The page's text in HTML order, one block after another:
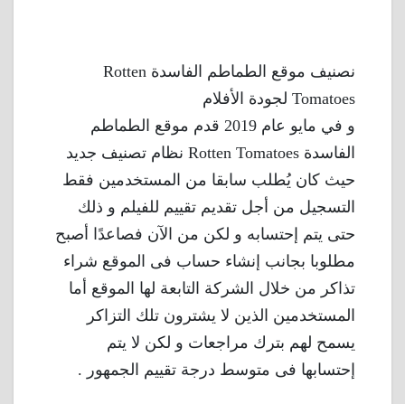
نصنيف موقع الطماطم الفاسدة Rotten
Tomatoes لجودة الأفلام
و في مايو عام 2019 قدم موقع الطماطم
الفاسدة Rotten Tomatoes نظام تصنيف جديد
حيث كان يُطلب سابقا من المستخدمين فقط
التسجيل من أجل تقديم تقييم للفيلم و ذلك
حتى يتم إحتسابه و لكن من الآن فصاعدًا أصبح
مطلوبا بجانب إنشاء حساب فى الموقع شراء
تذاكر من خلال الشركة التابعة لها الموقع أما
المستخدمين الذين لا يشترون تلك التزاكر
يسمح لهم بترك مراجعات و لكن لا يتم
إحتسابها فى متوسط درجة تقييم الجمهور .